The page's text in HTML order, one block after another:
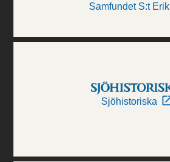
Samfundet S:t Erik
Sjöhistoriska